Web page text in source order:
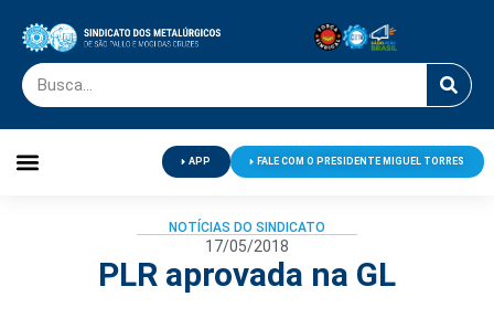
APP FALE COM O PRESIDENTE MIGUEL TORRES
NOTÍCIAS DO SINDICATO
17/05/2018
PLR aprovada na GL